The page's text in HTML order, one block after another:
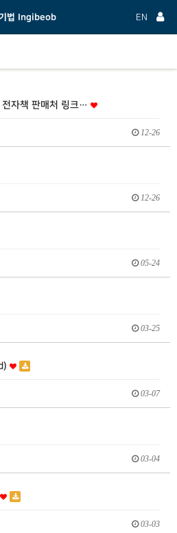
법 Ingibeob EN
자책 판매처 링크…
12-26
12-26
05-24
03-25
03-07
03-04
03-03